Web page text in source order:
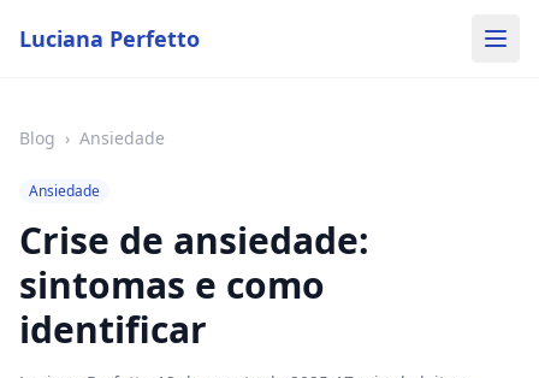
Luciana Perfetto
Blog › Ansiedade
Ansiedade
Crise de ansiedade:
sintomas e como
identificar